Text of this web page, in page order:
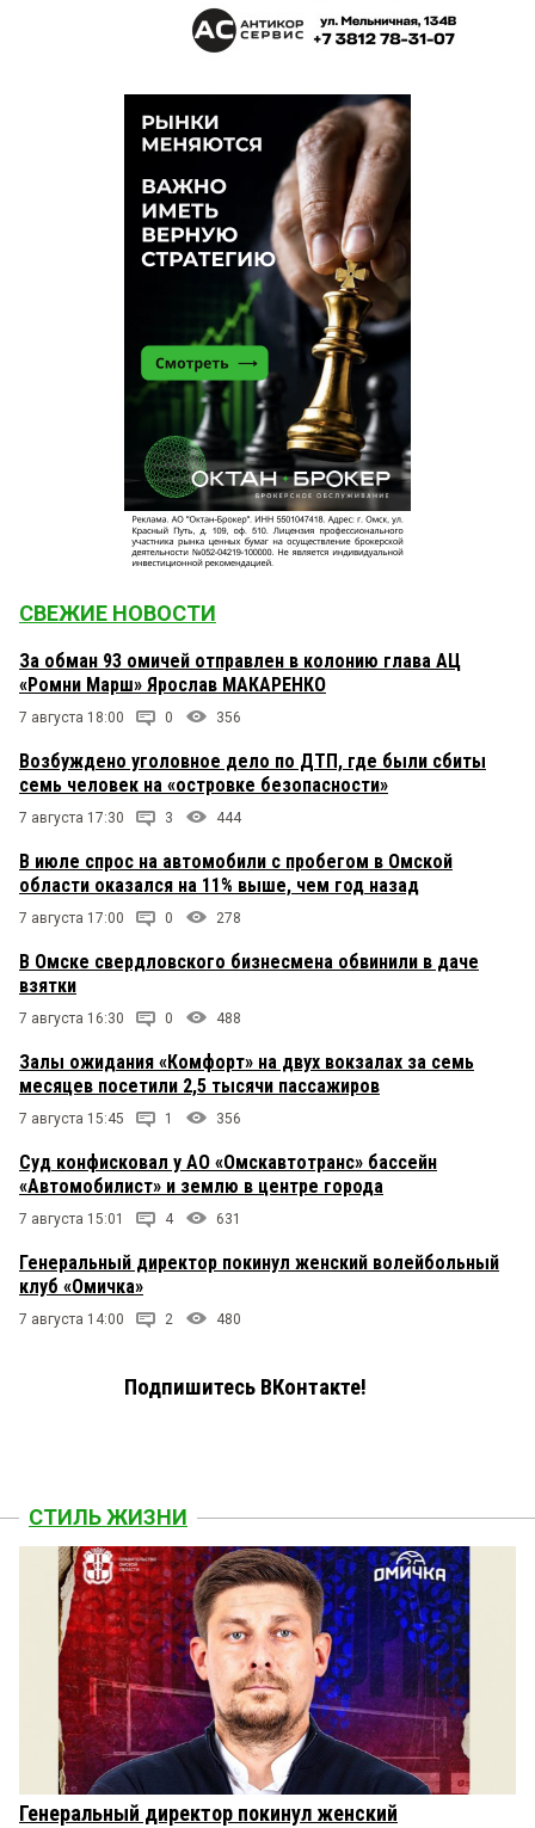
СВЕЖИЕ НОВОСТИ
За обман 93 омичей отправлен в колонию глава АЦ
«Ромни Марш» Ярослав МАКАРЕНКО
7 августа 18:00 0 356
Возбуждено уголовное дело по ДТП, где были сбиты
семь человек на «островке безопасности»
7 августа 17:30 3 444
В июле спрос на автомобили с пробегом в Омской
области оказался на 11% выше, чем год назад
7 августа 17:00 0 278
В Омске свердловского бизнесмена обвинили в даче
взятки
7 августа 16:30 0 488
Залы ожидания «Комфорт» на двух вокзалах за семь
месяцев посетили 2,5 тысячи пассажиров
7 августа 15:45 1 356
Суд конфисковал у АО «Омскавтотранс» бассейн
«Автомобилист» и землю в центре города
7 августа 15:01 4 631
Генеральный директор покинул женский волейбольный
клуб «Омичка»
7 августа 14:00 2 480
Подпишитесь ВКонтакте!
СТИЛЬ ЖИЗНИ
Генеральный директор покинул женский